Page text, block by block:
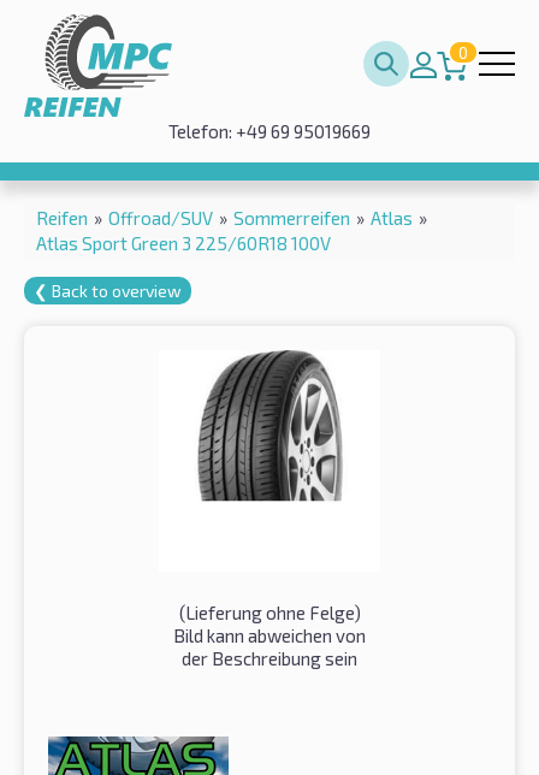
0
Telefon: +49 69 95019669
Reifen » Offroad/SUV » Sommerreifen » Atlas »
Atlas Sport Green 3 225/60R18 100V
❮ Back to overview
(Lieferung ohne Felge)
Bild kann abweichen von
der Beschreibung sein